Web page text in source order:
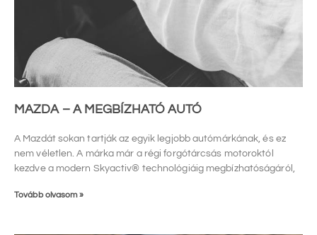
MAZDA – A MEGBÍZHATÓ AUTÓ
A Mazdát sokan tartják az egyik legjobb autómárkának, és ez
nem véletlen. A márka már a régi forgótárcsás motoroktól
kezdve a modern Skyactiv® technológiáig megbízhatóságáról,
Tovább olvasom »